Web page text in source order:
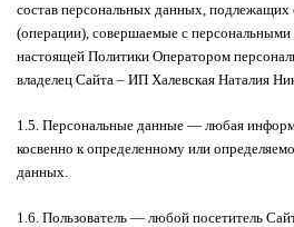
состав персональных данных, подлежащих
(операции), совершаемые с
настоящей Политики Оператором
владелец Сайта – ИП Халевская Наталия
1.5. Персональные данные — любая
косвенно к определенному или
данных.
1.6. Пользователь — любой посетитель